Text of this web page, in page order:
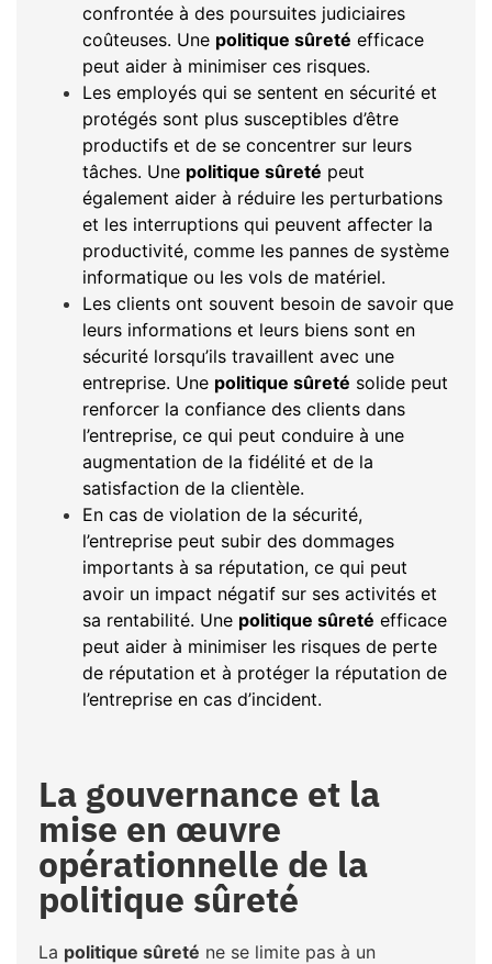
confrontée à des poursuites judiciaires
coûteuses. Une politique sûreté efficace
peut aider à minimiser ces risques.
Les employés qui se sentent en sécurité et
protégés sont plus susceptibles d’être
productifs et de se concentrer sur leurs
tâches. Une politique sûreté peut
également aider à réduire les perturbations
et les interruptions qui peuvent affecter la
productivité, comme les pannes de système
informatique ou les vols de matériel.
Les clients ont souvent besoin de savoir que
leurs informations et leurs biens sont en
sécurité lorsqu’ils travaillent avec une
entreprise. Une politique sûreté solide peut
renforcer la confiance des clients dans
l’entreprise, ce qui peut conduire à une
augmentation de la fidélité et de la
satisfaction de la clientèle.
En cas de violation de la sécurité,
l’entreprise peut subir des dommages
importants à sa réputation, ce qui peut
avoir un impact négatif sur ses activités et
sa rentabilité. Une politique sûreté efficace
peut aider à minimiser les risques de perte
de réputation et à protéger la réputation de
l’entreprise en cas d’incident.
La gouvernance et la
mise en œuvre
opérationnelle de la
politique sûreté
La politique sûreté ne se limite pas à un